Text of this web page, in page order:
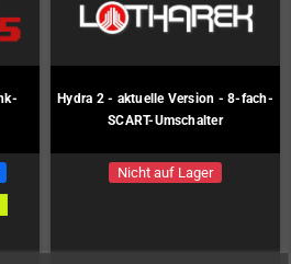
Hydra 2 - aktuelle Version - 8-fach-
SCART-Umschalter
Nicht auf Lager